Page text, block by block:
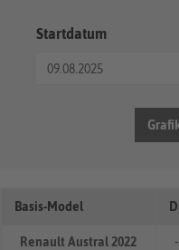
Startdatum
Basis-Model
Renault Austral 2022